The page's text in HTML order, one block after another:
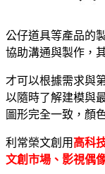
公仔道具等產品的
協助溝通與製作，
才可以根據需求與
以隨時了解建模與
圖形完全一致，顏
利常榮文創用 高科
文創市場、影視偶